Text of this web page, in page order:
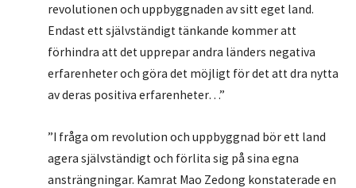
revolutionen och uppbyggnaden av sitt eget land.
Endast ett självständigt tänkande kommer att
förhindra att det upprepar andra länders negativa
erfarenheter och göra det möjligt för det att dra nytta
av deras positiva erfarenheter…”
”I fråga om revolution och uppbyggnad bör ett land
agera självständigt och förlita sig på sina egna
ansträngningar. Kamrat Mao Zedong konstaterade en